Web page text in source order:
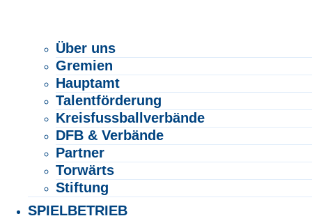
Über uns
Gremien
Hauptamt
Talentförderung
Kreisfussballverbände
DFB & Verbände
Partner
Torwärts
Stiftung
SPIELBETRIEB